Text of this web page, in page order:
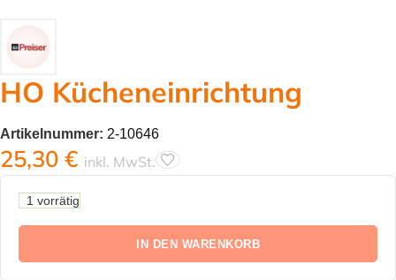
HO Kücheneinrichtung
Artikelnummer: 2-10646
25,30 € inkl. MwSt.
1 vorrätig
IN DEN WARENKORB